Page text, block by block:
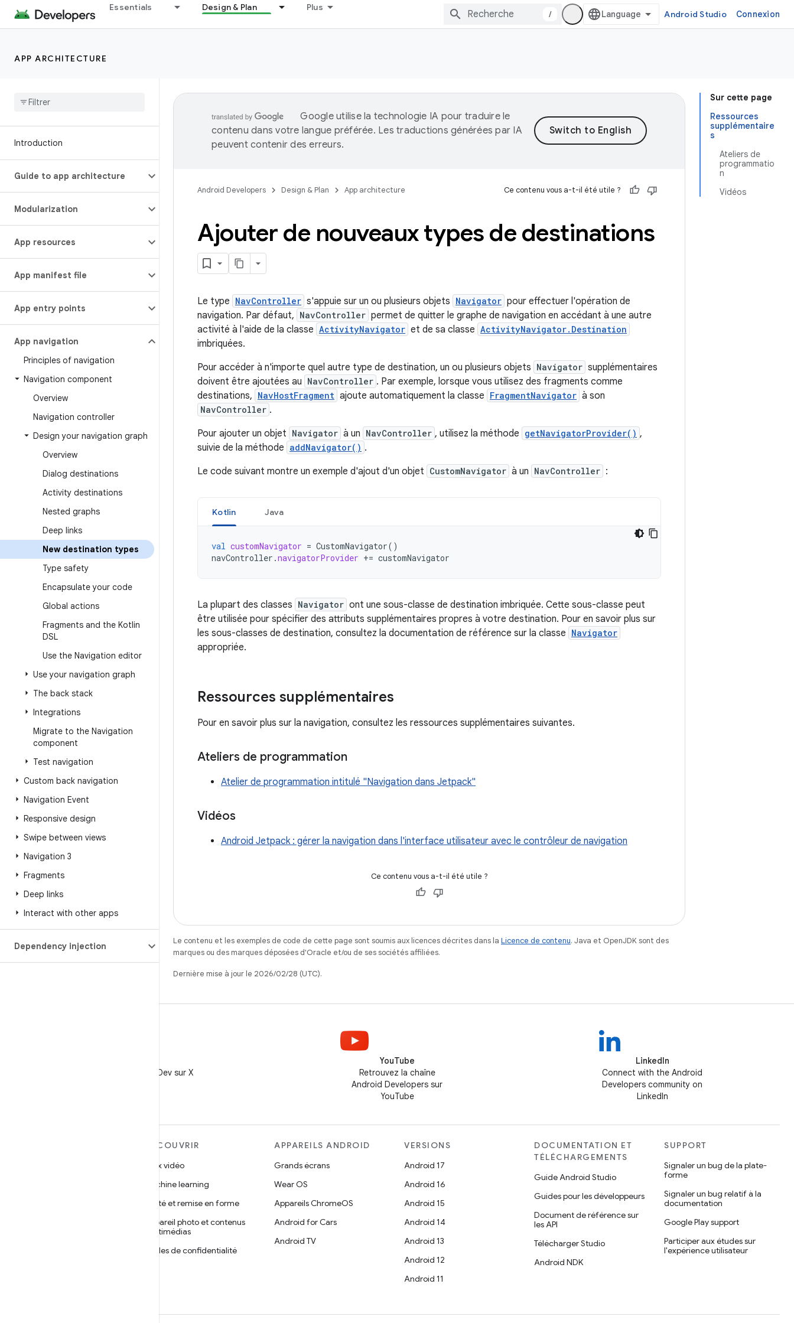
Essentials Design & Plan Plus
/ Android Studio Connexion
APP ARCHITECTURE
Introduction
Guide to app architecture
Modularization
App resources
App manifest file
App entry points
App navigation
Principles of navigation
Navigation component
Overview
Navigation controller
Design your navigation graph
Overview
Dialog destinations
Activity destinations
Nested graphs
Deep links
New destination types
Type safety
Encapsulate your code
Global actions
Fragments and the Kotlin
DSL
Use the Navigation editor
Use your navigation graph
The back stack
Integrations
Migrate to the Navigation
component
Test navigation
Custom back navigation
Navigation Event
Responsive design
Swipe between views
Navigation 3
Fragments
Deep links
Interact with other apps
Dependency injection
Sur cette page
Ressources
supplémentaire
s
Ateliers de
programmatio
n
Vidéos
Google utilise la technologie IA pour traduire le
contenu dans votre langue préférée. Les traductions générées par IA
peuvent contenir des erreurs.
Android Developers Design & Plan App architecture Ce contenu vous a-t-il été utile ?
Ajouter de nouveaux types de destinations
Le type NavController s'appuie sur un ou plusieurs objets Navigator pour effectuer l'opération de
navigation. Par défaut, NavController permet de quitter le graphe de navigation en accédant à une autre
activité à l'aide de la classe ActivityNavigator et de sa classe ActivityNavigator.Destination
imbriquées.
Pour accéder à n'importe quel autre type de destination, un ou plusieurs objets Navigator supplémentaires
doivent être ajoutées au NavController . Par exemple, lorsque vous utilisez des fragments comme
destinations, NavHostFragment ajoute automatiquement la classe FragmentNavigator à son
NavController .
Pour ajouter un objet Navigator à un NavController , utilisez la méthode getNavigatorProvider() ,
suivie de la méthode addNavigator() .
Le code suivant montre un exemple d'ajout d'un objet CustomNavigator à un NavController :
Kotlin Java
val customNavigator = CustomNavigator()
navController .navigatorProvider += customNavigator
La plupart des classes Navigator ont une sous-classe de destination imbriquée. Cette sous-classe peut
être utilisée pour spécifier des attributs supplémentaires propres à votre destination. Pour en savoir plus sur
les sous-classes de destination, consultez la documentation de référence sur la classe Navigator
appropriée.
Ressources supplémentaires
Pour en savoir plus sur la navigation, consultez les ressources supplémentaires suivantes.
Ateliers de programmation
Atelier de programmation intitulé "Navigation dans Jetpack"
Vidéos
Android Jetpack : gérer la navigation dans l'interface utilisateur avec le contrôleur de navigation
Ce contenu vous a-t-il été utile ?
Le contenu et les exemples de code de cette page sont soumis aux licences décrites dans la Licence de contenu. Java et OpenJDK sont des
marques ou des marques déposées d'Oracle et/ou de ses sociétés affiliées.
Dernière mise à jour le 2026/02/28 (UTC).
Suivez @AndroidDev sur X
YouTube
Retrouvez la chaîne
Android Developers sur
YouTube
LinkedIn
Connect with the Android
Developers community on
LinkedIn
DÉCOUVRIR
Jeux vidéo
Machine learning
Santé et remise en forme
Appareil photo et contenus
multimédias
Règles de confidentialité
APPAREILS ANDROID
Grands écrans
Wear OS
Appareils ChromeOS
Android for Cars
Android TV
VERSIONS
Android 17
Android 16
Android 15
Android 14
Android 13
Android 12
Android 11
DOCUMENTATION ET
TÉLÉCHARGEMENTS
Guide Android Studio
Guides pour les développeurs
Document de référence sur
les API
Télécharger Studio
Android NDK
SUPPORT
Signaler un bug de la plate-
forme
Signaler un bug relatif à la
documentation
Google Play support
Participer aux études sur
l'expérience utilisateur